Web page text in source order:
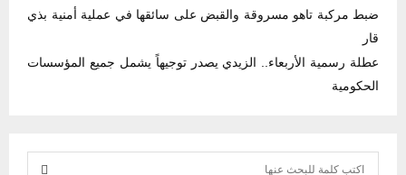
ضبط مركبة تاهو مسروقة والقبض على سائقها في عملية أمنية بذي
قار
عطلة رسمية الأربعاء.. الزيدي يصدر توجيهاً يشمل جميع المؤسسات
الحكومية